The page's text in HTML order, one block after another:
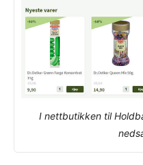
I nettbutikken til